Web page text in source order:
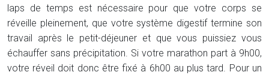
laps de temps est nécessaire pour que votre corps se
réveille pleinement, que votre système digestif termine son
travail après le petit-déjeuner et que vous puissiez vous
échauffer sans précipitation. Si votre marathon part à 9h00,
votre réveil doit donc être fixé à 6h00 au plus tard. Pour un